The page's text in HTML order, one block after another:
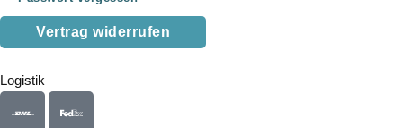
Vertrag widerrufen
Logistik